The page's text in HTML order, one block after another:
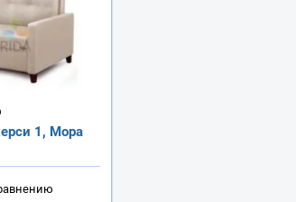
1, Мора